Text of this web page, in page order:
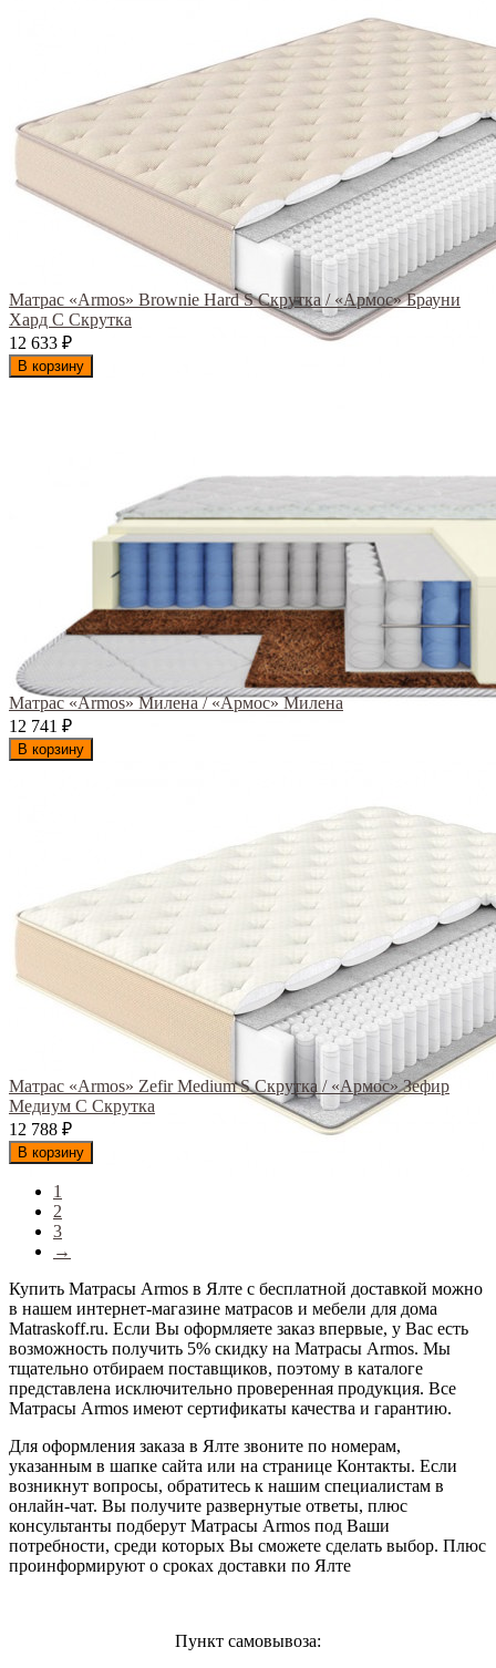
Матрас «Armos» Brownie Hard S Скрутка / «Армос» Брауни
Хард С Скрутка
12 633 ₽
В корзину
Матрас «Armos» Милена / «Армос» Милена
12 741
₽
В корзину
Матрас «Armos» Zefir Medium S Скрутка / «Армос» Зефир
Медиум С Скрутка
12 788 ₽
В корзину
1
2
3
→
Купить Матрасы Armos в Ялте с бесплатной доставкой можно
в нашем интернет-магазине матрасов и мебели для дома
Matraskoff.ru. Если Вы оформляете заказ впервые, у Вас есть
возможность получить 5% скидку на Матрасы Armos. Мы
тщательно отбираем поставщиков, поэтому в каталоге
представлена исключительно проверенная продукция. Все
Матрасы Armos имеют сертификаты качества и гарантию.
Для оформления заказа в Ялте звоните по номерам,
указанным в шапке сайта или на странице Контакты. Если
возникнут вопросы, обратитесь к нашим специалистам в
онлайн-чат. Вы получите развернутые ответы, плюс
консультанты подберут Матрасы Armos под Ваши
потребности, среди которых Вы сможете сделать выбор. Плюс
проинформируют о сроках доставки по Ялте
Пункт самовывоза: